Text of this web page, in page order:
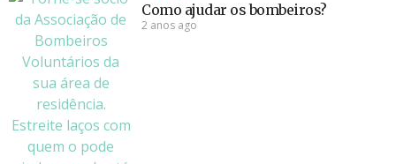
Como ajudar os bombeiros?
2 anos ago